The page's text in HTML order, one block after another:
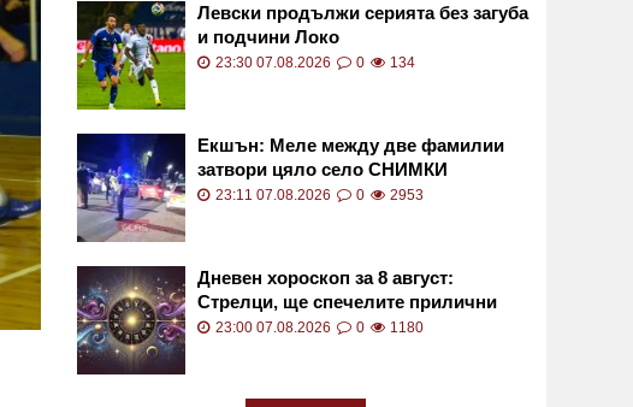
Левски продължи серията без загуба
и подчини Локо
23:30 07.08.2026 0 134
Екшън: Меле между две фамилии
затвори цяло село СНИМКИ
23:11 07.08.2026 0 2953
Дневен хороскоп за 8 август:
Стрелци, ще спечелите прилични
суми
23:00 07.08.2026 0 1180